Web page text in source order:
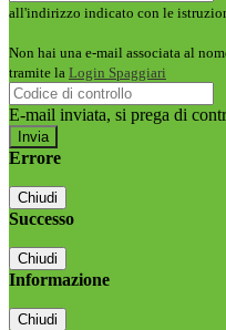
all'indirizzo indicato con le
Non hai una e-mail associata al
tramite la Login Spaggiari
E-mail inviata, si prega di
Errore
Chiudi
Successo
Chiudi
Informazione
Chiudi